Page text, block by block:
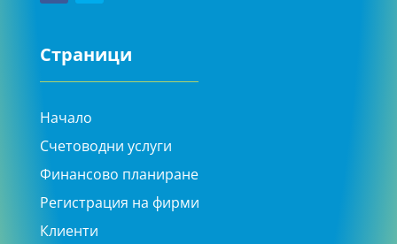
Страници
Начало
Счетоводни услуги
Финансово планиране
Регистрация на фирми
Клиенти